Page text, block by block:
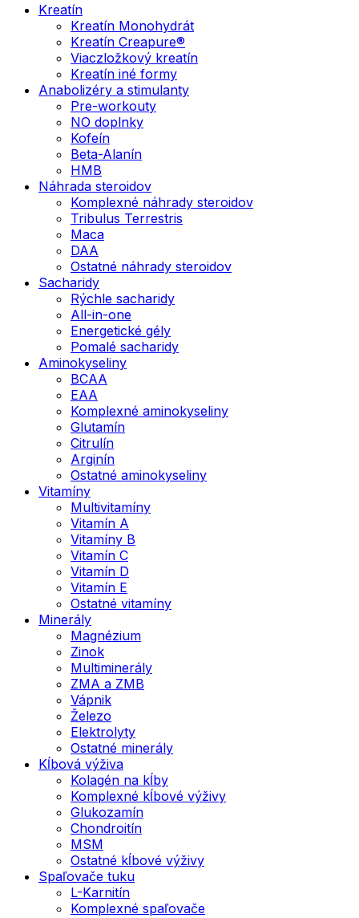
Kreatín
Kreatín Monohydrát
Kreatín Creapure®
Viaczložkový kreatín
Kreatín iné formy
Anabolizéry a stimulanty
Pre-workouty
NO doplnky
Kofeín
Beta-Alanín
HMB
Náhrada steroidov
Komplexné náhrady steroidov
Tribulus Terrestris
Maca
DAA
Ostatné náhrady steroidov
Sacharidy
Rýchle sacharidy
All-in-one
Energetické gély
Pomalé sacharidy
Aminokyseliny
BCAA
EAA
Komplexné aminokyseliny
Glutamín
Citrulín
Arginín
Ostatné aminokyseliny
Vitamíny
Multivitamíny
Vitamín A
Vitamíny B
Vitamín C
Vitamín D
Vitamín E
Ostatné vitamíny
Minerály
Magnézium
Zinok
Multiminerály
ZMA a ZMB
Vápnik
Železo
Elektrolyty
Ostatné minerály
Kĺbová výživa
Kolagén na kĺby
Komplexné kĺbové výživy
Glukozamín
Chondroitín
MSM
Ostatné kĺbové výživy
Spaľovače tuku
L-Karnitín
Komplexné spaľovače